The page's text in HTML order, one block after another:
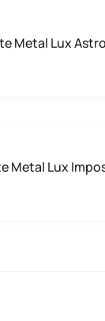
Metal Lux
Metal Lux